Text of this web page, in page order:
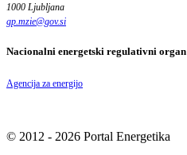
1000 Ljubljana
gp.mzie@gov.si
Nacionalni energetski regulativni organ
Agencija za energijo
© 2012 - 2026 Portal Energetika